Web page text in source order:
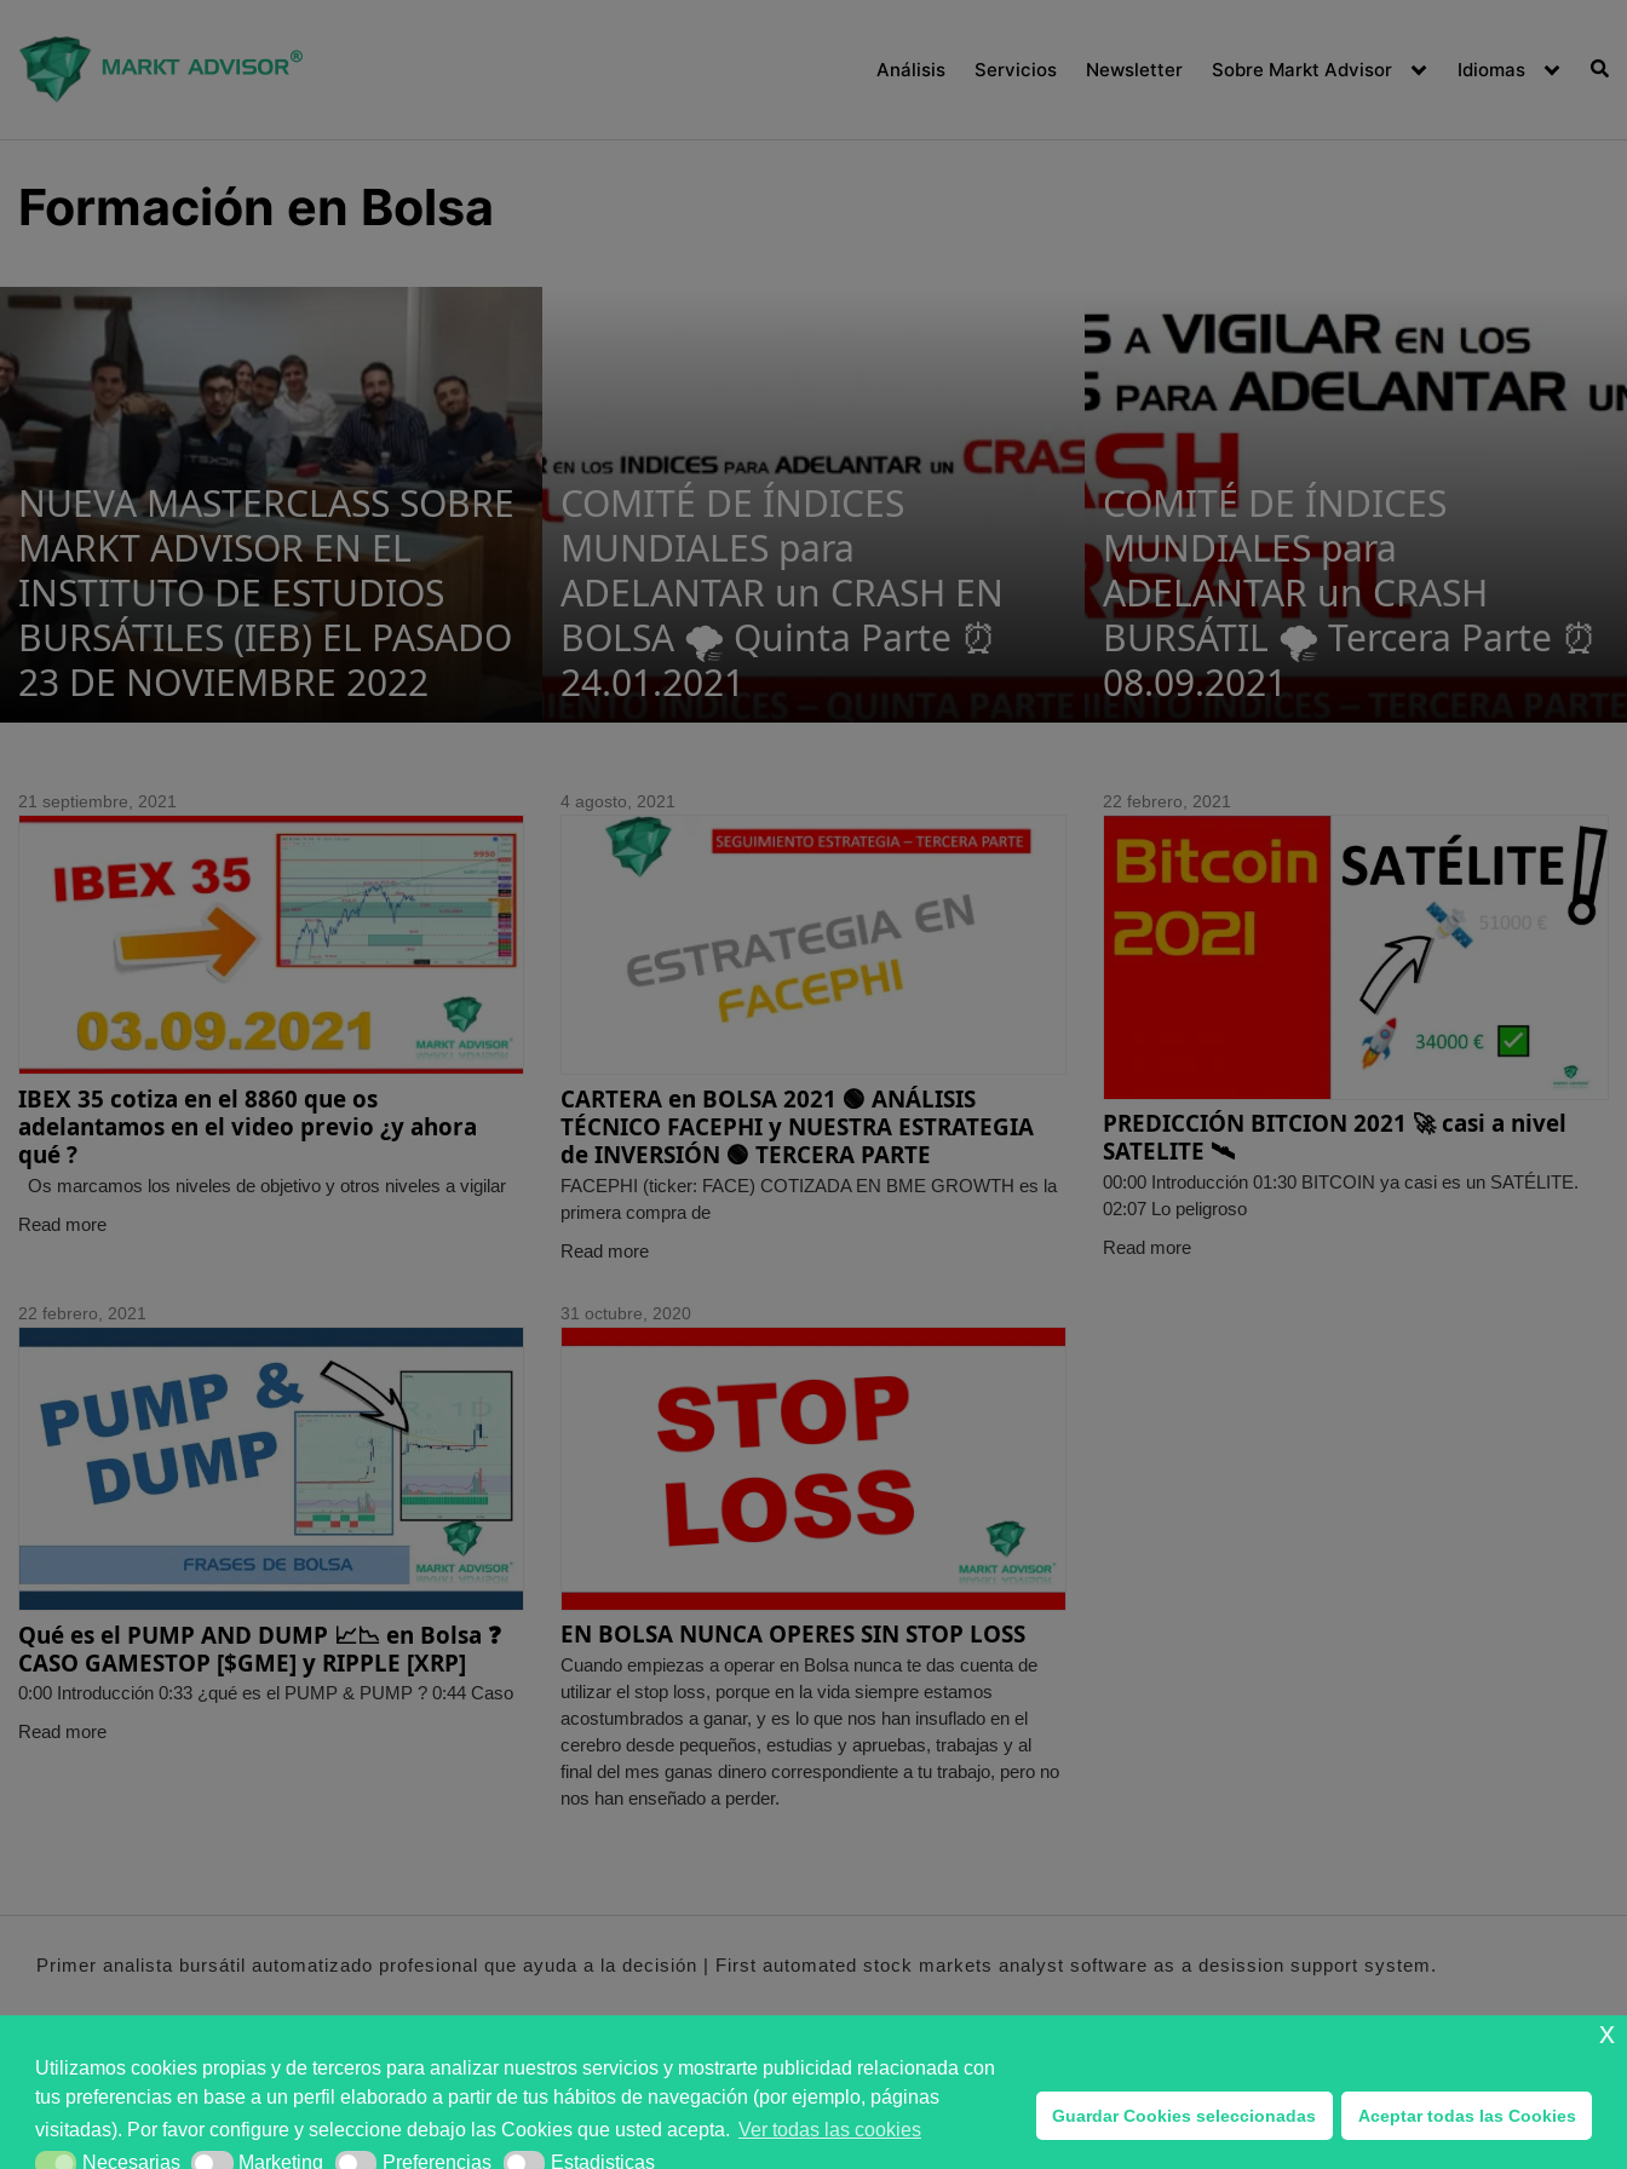
contenido
Análisis Servicios Newsletter Sobre Markt Advisor Idiomas
Formación en Bolsa
NUEVA MASTERCLASS SOBRE
MARKT ADVISOR EN EL
INSTITUTO DE ESTUDIOS
BURSÁTILES (IEB) EL PASADO
23 DE NOVIEMBRE 2022
COMITÉ DE ÍNDICES
MUNDIALES para
ADELANTAR un CRASH EN
BOLSA 🌪️ Quinta Parte ⏰
24.01.2021
COMITÉ DE ÍNDICES
MUNDIALES para
ADELANTAR un CRASH
BURSÁTIL 🌪️ Tercera Parte ⏰
08.09.2021
21 septiembre, 2021
IBEX 35 cotiza en el 8860 que os
adelantamos en el video previo ¿y ahora
qué ?
Os marcamos los niveles de objetivo y otros niveles a vigilar
Read more
4 agosto, 2021
CARTERA en BOLSA 2021 🟢 ANÁLISIS
TÉCNICO FACEPHI y NUESTRA ESTRATEGIA
de INVERSIÓN 🟢 TERCERA PARTE
FACEPHI (ticker: FACE) COTIZADA EN BME GROWTH es la
primera compra de
Read more
22 febrero, 2021
PREDICCIÓN BITCION 2021 🚀 casi a nivel
SATELITE 🛰️
00:00​ Introducción 01:30 BITCOIN ya casi es un SATÉLITE.
02:07​ Lo peligroso
Read more
22 febrero, 2021
Qué es el PUMP AND DUMP 📈📉 en Bolsa ❓
CASO GAMESTOP [$GME] y RIPPLE [XRP]
0:00​ Introducción 0:33​ ¿qué es el PUMP & PUMP ? 0:44​ Caso
Read more
31 octubre, 2020
EN BOLSA NUNCA OPERES SIN STOP LOSS
Cuando empiezas a operar en Bolsa nunca te das cuenta de
utilizar el stop loss, porque en la vida siempre estamos
acostumbrados a ganar, y es lo que nos han insuflado en el
cerebro desde pequeños, estudias y apruebas, trabajas y al
final del mes ganas dinero correspondiente a tu trabajo, pero no
nos han enseñado a perder.
Primer analista bursátil automatizado profesional que ayuda a la decisión | First automated stock markets analyst software as a desission support system.
MARKT ADVISOR ® 2016 :: Análisis Bursátil Automaizado de Activos Cotizados en Mercados Organizados.
Utilizamos cookies propias y de terceros para analizar nuestros servicios y mostrarte publicidad relacionada con
tus preferencias en base a un perfil elaborado a partir de tus hábitos de navegación (por ejemplo, páginas
visitadas). Por favor configure y seleccione debajo las Cookies que usted acepta. Ver todas las cookies
Necesarias Marketing Preferencias Estadisticas
Guardar Cookies seleccionadas Aceptar todas las Cookies
x